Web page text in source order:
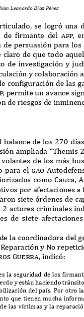
Leonardo Díaz Pérez
se logró una
defirmante del afp,
de persuasión para
claro deque todo aq
de investigación y
y colaboración
configuración de las
, permite un avance
de riesgos de
balance de los 270 dí
ampliada “Themis
volantes de los más
para elgao A
como Cauca, A
por afectaciones a
siete órdenes de
2 actores criminales
de siete
la coordinadora del
eparación y No
Guerra, indicó:
la seguridad de losf
y están haciendo trá
del país. Por otro
que tienen mucha
las víctimas y la